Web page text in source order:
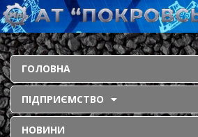
ГОЛОВНА
ПІДПРИЄМСТВО
НОВИНИ